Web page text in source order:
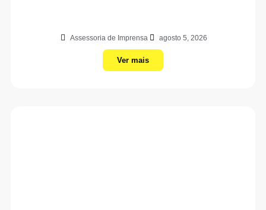
Assessoria de Imprensa agosto 5, 2026
Ver mais